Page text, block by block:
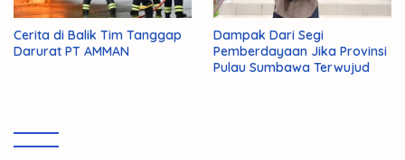
Cerita di Balik Tim Tanggap
Darurat PT AMMAN
Dampak Dari Segi
Pemberdayaan Jika Provinsi
Pulau Sumbawa Terwujud